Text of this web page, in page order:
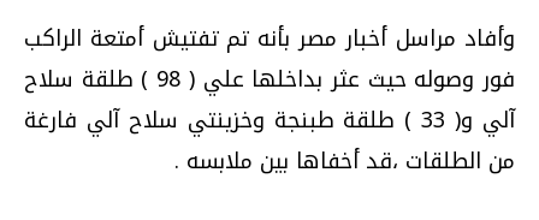
وأفاد مراسل أخبار مصر بأنه تم تفتيش أمتعة الراكب
فور وصوله حيث عثر بداخلها علي ( 98 ) طلقة سلاح
آلي و( 33 ) طلقة طبنجة وخزينتي سلاح آلي فارغة
من الطلقات ،قد أخفاها بين ملابسه .